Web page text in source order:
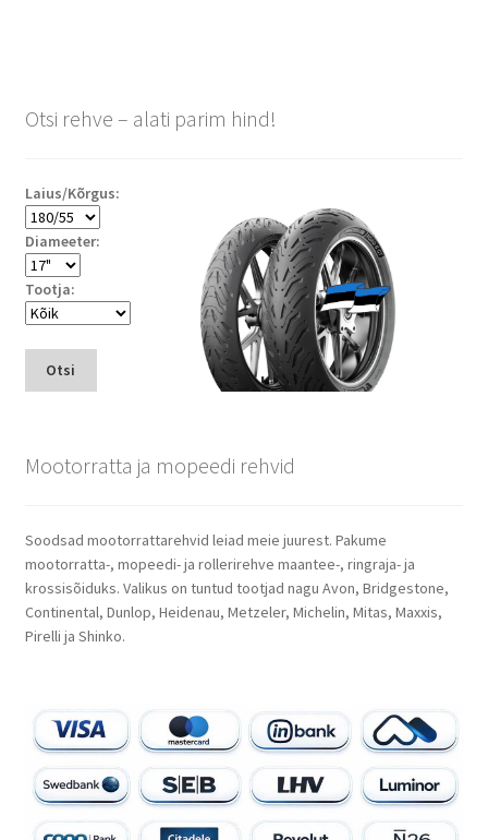
Otsi rehve – alati parim hind!
Laius/Kõrgus:
Diameeter:
Tootja:
Otsi
Mootorratta ja mopeedi rehvid
Soodsad mootorrattarehvid leiad meie juurest. Pakume
mootorratta-, mopeedi- ja rollerirehve maantee-, ringraja- ja
krossisõiduks. Valikus on tuntud tootjad nagu Avon, Bridgestone,
Continental, Dunlop, Heidenau, Metzeler, Michelin, Mitas, Maxxis,
Pirelli ja Shinko.